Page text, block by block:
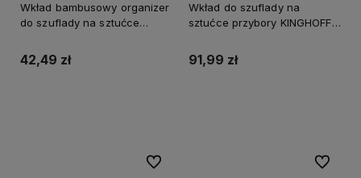
Wkład bambusowy organizer
do szuflady na sztućce
42,49 zł
Wkład do szuflady na
sztućce przybory KINGHOFF
91,99 zł
Do ulubionych Do